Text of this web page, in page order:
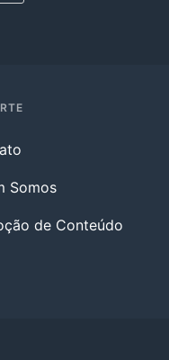
Somos
de Conteúdo